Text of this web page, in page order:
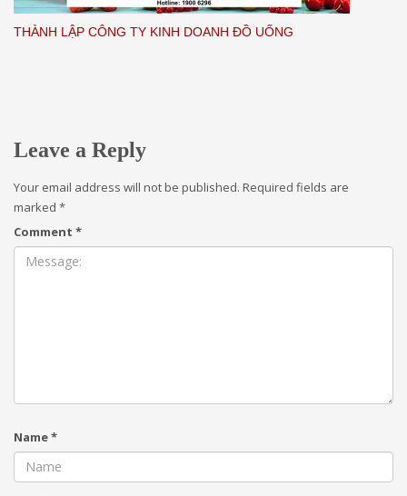
THÀNH LẬP CÔNG TY KINH DOANH ĐỒ UỐNG
Leave a Reply
Your email address will not be published. Required fields are
marked *
Comment *
Name*